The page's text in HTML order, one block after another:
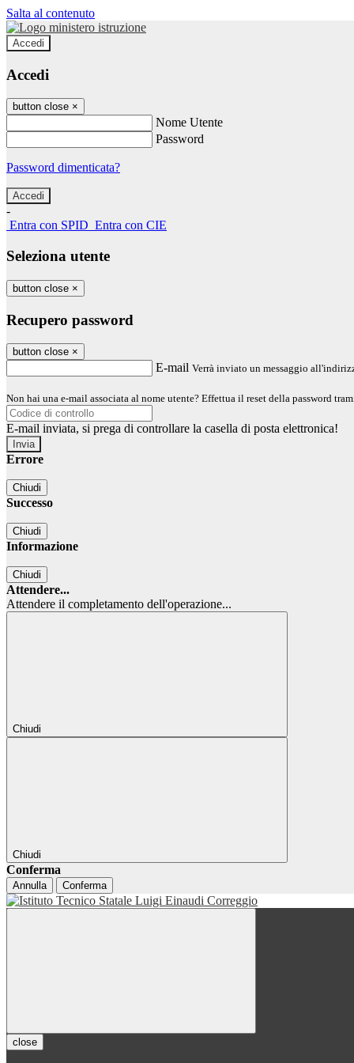
Salta al contenuto
Accedi
Accedi
button close ×
Nome Utente
Password
Password dimenticata?
-
Entra con SPID Entra con CIE
Seleziona utente
button close ×
Recupero password
button close ×
E-mail Verrà inviato un messaggio
Non hai una e-mail associata al nome utente? Effettua il reset della password
E-mail inviata, si prega di controllare la casella di posta elettronica!
Errore
Chiudi
Successo
Chiudi
Informazione
Chiudi
Attendere...
Attendere il completamento dell'operazione...
Chiudi
Chiudi
Conferma
Annulla Conferma
close